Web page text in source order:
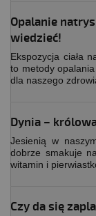
Opalanie
wiedzieć!
Ekspozycja ciała
to metody
dla naszego
Dynia –
Jesienią w
dobrze smakuje
witamin i
Czy da się